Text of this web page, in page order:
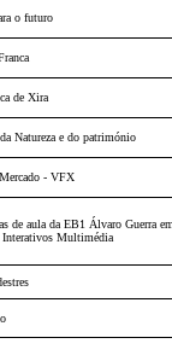
o futuro
de Xira
Natureza e do património
- VFX
de aula da EB1 Álvaro Guerra
Interativos Multimédia